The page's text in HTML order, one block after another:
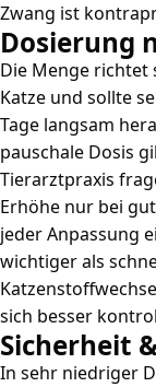
Zwang ist
Dosierung
Die Menge richtet
Katze und sollte
Tage langsam
pauschale Dosis
Tierarztpraxis
Erhöhe nur bei
jeder Anpassung
wichtiger als
sich besser
Sicherheit
In sehr niedriger